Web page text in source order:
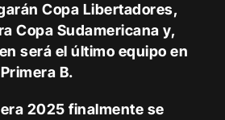
Copa Libertadores,
Copa Sudamericana y,
será el último equipo en
B.
2025 finalmente se